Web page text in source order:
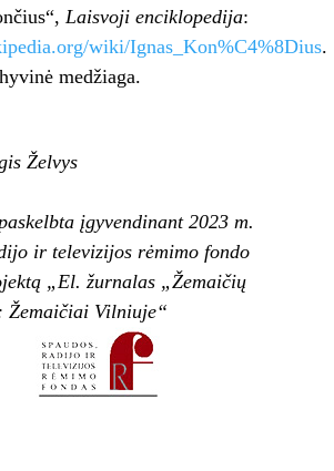
Laisvoji enciklopedija:
wiki/Ignas_Kon%C4%8Dius.
medžiaga.
Želvys
įgyvendinant 2023 m.
ir televizijos rėmimo fondo
„El. žurnalas „Žemaičių
Žemaičiai Vilniuje“